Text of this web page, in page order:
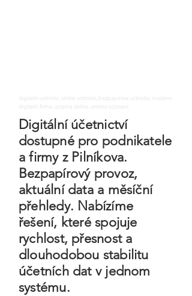
digitalni uctnictvi, online uctnictvi, bezpapirove uctnictvi, moderni
digitalni firma, uctarna online, ontime uctovani
Digitální účetnictví
dostupné pro podnikatele
a firmy z Pilníkova.
Bezpapírový provoz,
aktuální data a měsíční
přehledy. Nabízíme
řešení, které spojuje
rychlost, přesnost a
dlouhodobou stabilitu
účetních dat v jednom
systému.